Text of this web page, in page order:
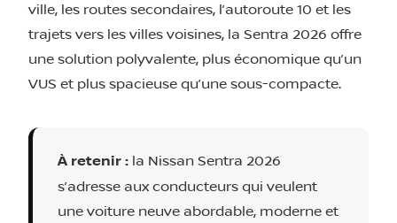
ville, les routes secondaires, l’autoroute 10 et les
trajets vers les villes voisines, la Sentra 2026 offre
une solution polyvalente, plus économique qu’un
VUS et plus spacieuse qu’une sous-compacte.
À retenir : la Nissan Sentra 2026
s’adresse aux conducteurs qui veulent
une voiture neuve abordable, moderne et